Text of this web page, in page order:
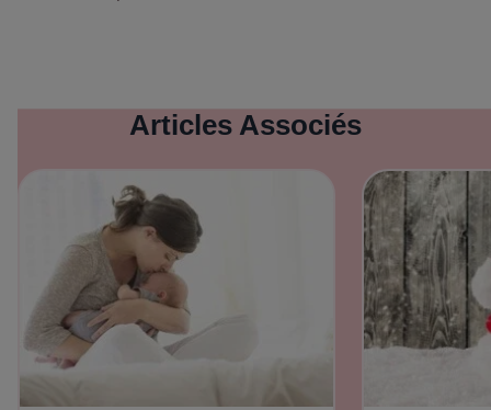
Articles Associés